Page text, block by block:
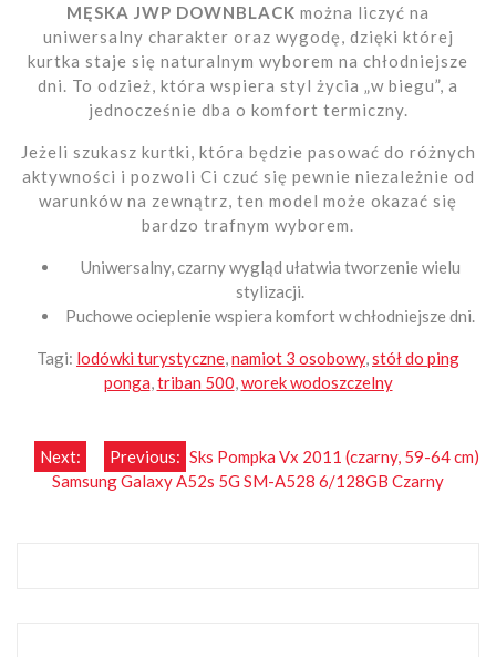
MĘSKA JWP DOWNBLACK można liczyć na
uniwersalny charakter oraz wygodę, dzięki której
kurtka staje się naturalnym wyborem na chłodniejsze
dni. To odzież, która wspiera styl życia „w biegu”, a
jednocześnie dba o komfort termiczny.
Jeżeli szukasz kurtki, która będzie pasować do różnych
aktywności i pozwoli Ci czuć się pewnie niezależnie od
warunków na zewnątrz, ten model może okazać się
bardzo trafnym wyborem.
Uniwersalny, czarny wygląd ułatwia tworzenie wielu
stylizacji.
Puchowe ocieplenie wspiera komfort w chłodniejsze dni.
Tagi: lodówki turystyczne,namiot 3 osobowy,stół do ping
ponga,triban 500,worek wodoszczelny
Nawigacja
Previous: Sks Pompka Vx 2011 (czarny, 59-64 cm)
Next:
Samsung Galaxy A52s 5G SM-A528 6/128GB Czarny